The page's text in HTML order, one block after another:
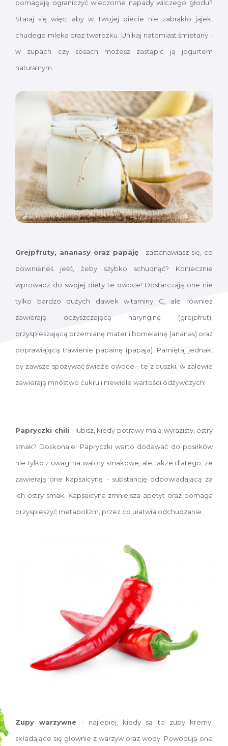
pomagają ograniczyć wieczorne napady wilczego głodu?
Staraj się więc, aby w Twojej diecie nie zabrakło jajek,
chudego mleka oraz twarożku. Unikaj natomiast śmietany -
w zupach czy sosach możesz zastąpić ją jogurtem
naturalnym.
Grejpfruty, ananasy oraz papaję- zastanawiasz się, co
powinieneś jeść, żeby szybko schudnąć? Koniecznie
wprowadź do swojej diety te owoce! Dostarczają one nie
tylko bardzo dużych dawek witaminy C, ale również
zawierają oczyszczającą narynginę (grejpfrut),
przyspieszającą przemianę materii bomelainę (ananas) oraz
poprawiającą trawienie papainę (papaja). Pamiętaj jednak,
by zawsze spożywać świeże owoce - te z puszki, w zalewie
zawierają mnóstwo cukru i niewiele wartości odżywczych!
Papryczki chili - lubisz, kiedy potrawy mają wyrazisty, ostry
smak? Doskonale! Papryczki warto dodawać do posiłków
nie tylko z uwagi na walory smakowe, ale także dlatego, że
zawierają one kapsaicynę - substancję odpowiadającą za
ich ostry smak. Kapsaicyna zmniejsza apetyt oraz pomaga
przyspieszyć metabolizm, przez co ułatwia odchudzanie.
Zupy warzywne - najlepiej, kiedy są to zupy kremy,
składające się głownie z warzyw oraz wody. Powodują one